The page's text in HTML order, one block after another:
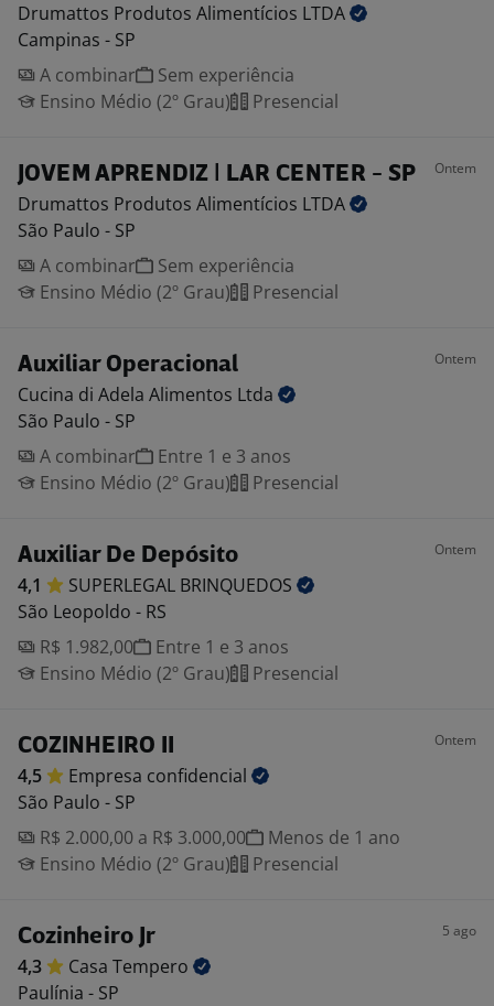
Drumattos Produtos Alimentícios LTDA
Campinas - SP
A combinar
Sem experiência
Ensino Médio (2º Grau)
Presencial
JOVEM APRENDIZ | LAR CENTER - SP Ontem
Drumattos Produtos Alimentícios LTDA
São Paulo - SP
A combinar
Sem experiência
Ensino Médio (2º Grau)
Presencial
Auxiliar Operacional Ontem
Cucina di Adela Alimentos Ltda
São Paulo - SP
A combinar
Entre 1 e 3 anos
Ensino Médio (2º Grau)
Presencial
Auxiliar De Depósito Ontem
4,1 SUPERLEGAL BRINQUEDOS
São Leopoldo - RS
R$ 1.982,00
Entre 1 e 3 anos
Ensino Médio (2º Grau)
Presencial
COZINHEIRO II Ontem
4,5 Empresa confidencial
São Paulo - SP
R$ 2.000,00 a R$ 3.000,00
Menos de 1 ano
Ensino Médio (2º Grau)
Presencial
Cozinheiro Jr 5 ago
4,3 Casa Tempero
Paulínia - SP